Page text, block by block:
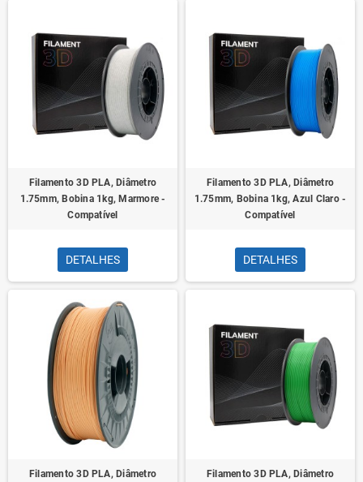
Filamento 3D PLA, Diâmetro
1.75mm, Bobina 1kg, Marmore -
Compatível
DETALHES
Filamento 3D PLA, Diâmetro
1.75mm, Bobina 1kg, Azul Claro -
Compatível
DETALHES
Filamento 3D PLA, Diâmetro
Filamento 3D PLA, Diâmetro